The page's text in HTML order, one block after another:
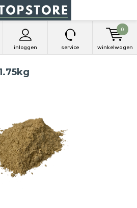
inloggen service winkelwagen
0